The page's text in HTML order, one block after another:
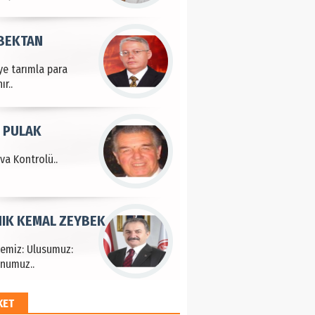
tarımla para
Kontrolü..
PULAK
Ulusumuz:
KEMAL ZEYBEK
HAYRİ PEKER